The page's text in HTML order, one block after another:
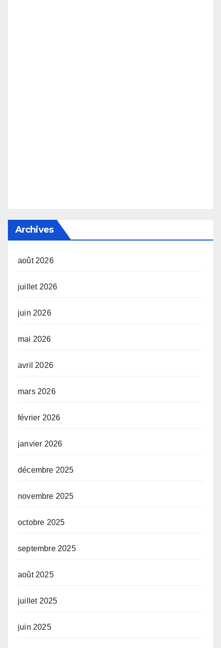
Archives
août 2026
juillet 2026
juin 2026
mai 2026
avril 2026
mars 2026
février 2026
janvier 2026
décembre 2025
novembre 2025
octobre 2025
septembre 2025
août 2025
juillet 2025
juin 2025